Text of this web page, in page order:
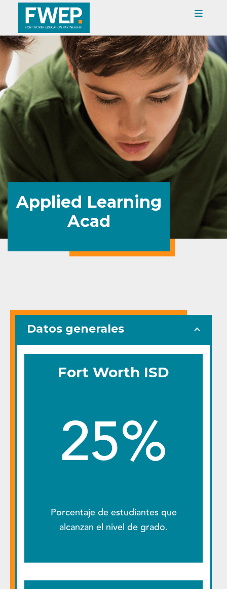
Applied Learning
Acad
Datos generales
Fort Worth ISD
25%
Porcentaje de estudiantes que
alcanzan el nivel de grado.